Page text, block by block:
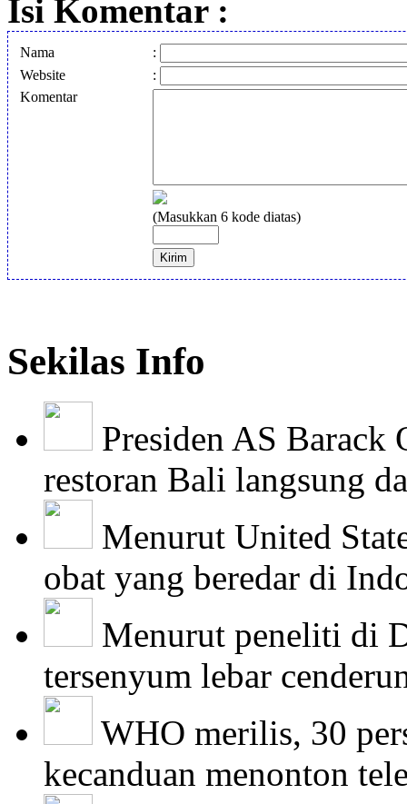
Isi Komentar :
Nama
:
Website
:
Komentar
(Masukkan 6 kode diatas)
Sekilas Info
Presiden AS Barack
restoran Bali langsung
Menurut United
obat yang beredar di
Menurut peneliti di
tersenyum lebar
WHO merilis, 30
kecanduan menonton